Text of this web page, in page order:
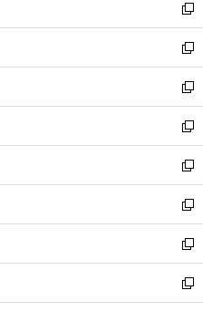
で
開
く
ド
ウ
で
開
く
ィ
ン
ド
ウ
で
開
く
い
ウ
ィ
ン
ド
ウ
で
開
く
新
し
い
ウ
ィ
ン
ド
ウ
で
開
く
新
し
い
ウ
ィ
ン
ド
ウ
で
開
く
新
し
い
ウ
ィ
ン
ド
ウ
で
開
く
新
し
い
ウ
ィ
ン
ド
ウ
で
開
新
し
い
ウ
ィ
ン
ド
ウ
新
し
い
ウ
ィ
ン
新
し
い
ウ
新
し